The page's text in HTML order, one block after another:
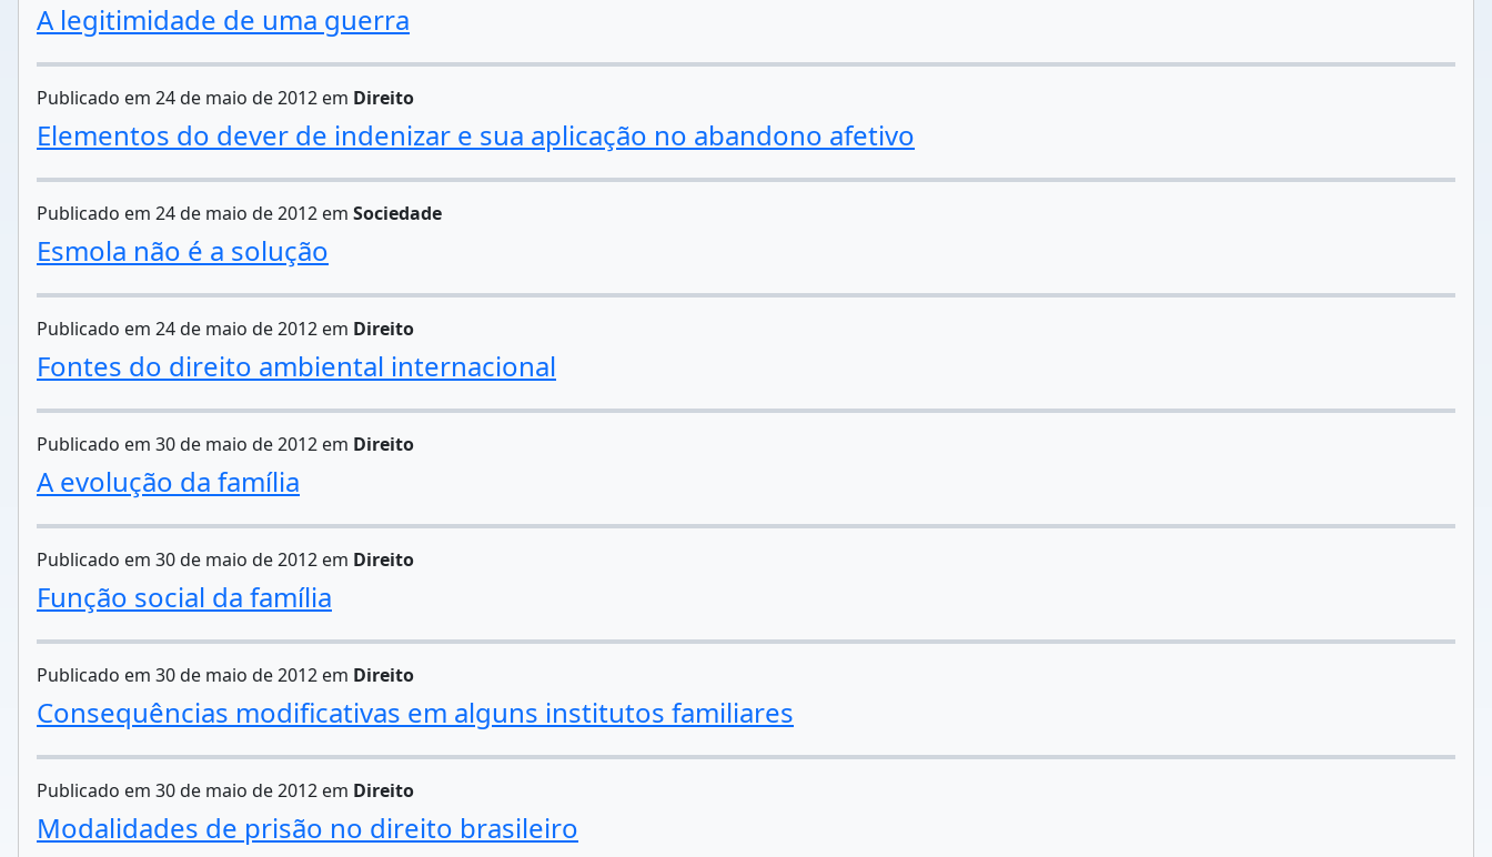
A legitimidade de uma guerra
Publicado em 24 de maio de 2012 em Direito
Elementos do dever de indenizar e sua aplicação no abandono afetivo
Publicado em 24 de maio de 2012 em Sociedade
Esmola não é a solução
Publicado em 24 de maio de 2012 em Direito
Fontes do direito ambiental internacional
Publicado em 30 de maio de 2012 em Direito
A evolução da família
Publicado em 30 de maio de 2012 em Direito
Função social da família
Publicado em 30 de maio de 2012 em Direito
Consequências modificativas em alguns institutos familiares
Publicado em 30 de maio de 2012 em Direito
Modalidades de prisão no direito brasileiro